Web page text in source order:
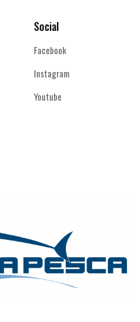
Social
Facebook
Instagram
Youtube